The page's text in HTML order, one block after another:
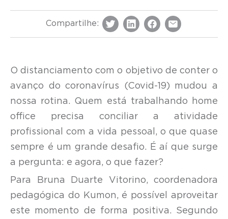
Compartilhe:
O distanciamento com o objetivo de conter o
avanço do coronavírus (Covid-19) mudou a
nossa rotina. Quem está trabalhando home
office precisa conciliar a atividade
profissional com a vida pessoal, o que quase
sempre é um grande desafio. É aí que surge
a pergunta: e agora, o que fazer?
Para Bruna Duarte Vitorino, coordenadora
pedagógica do Kumon, é possível aproveitar
este momento de forma positiva. Segundo